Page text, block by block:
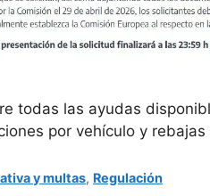
todas las ayudas
por vehículo y
y multas, Regulación